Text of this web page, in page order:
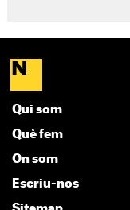
Qui som
Què fem
On som
Escriu-nos